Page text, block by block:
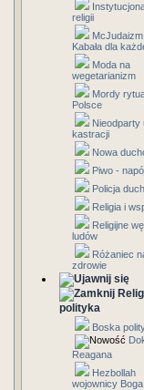
religii
Kabała dla
Moda na
wegetarianizm
Mordy
Polsce
Nieodparty
kastracji
Nowa
Piwo -
Policja
Religia i
Religijne
ludów
Różaniec
zdrowie
polityka
Boska
Reagana
Hezbollah
wojownicy Boga